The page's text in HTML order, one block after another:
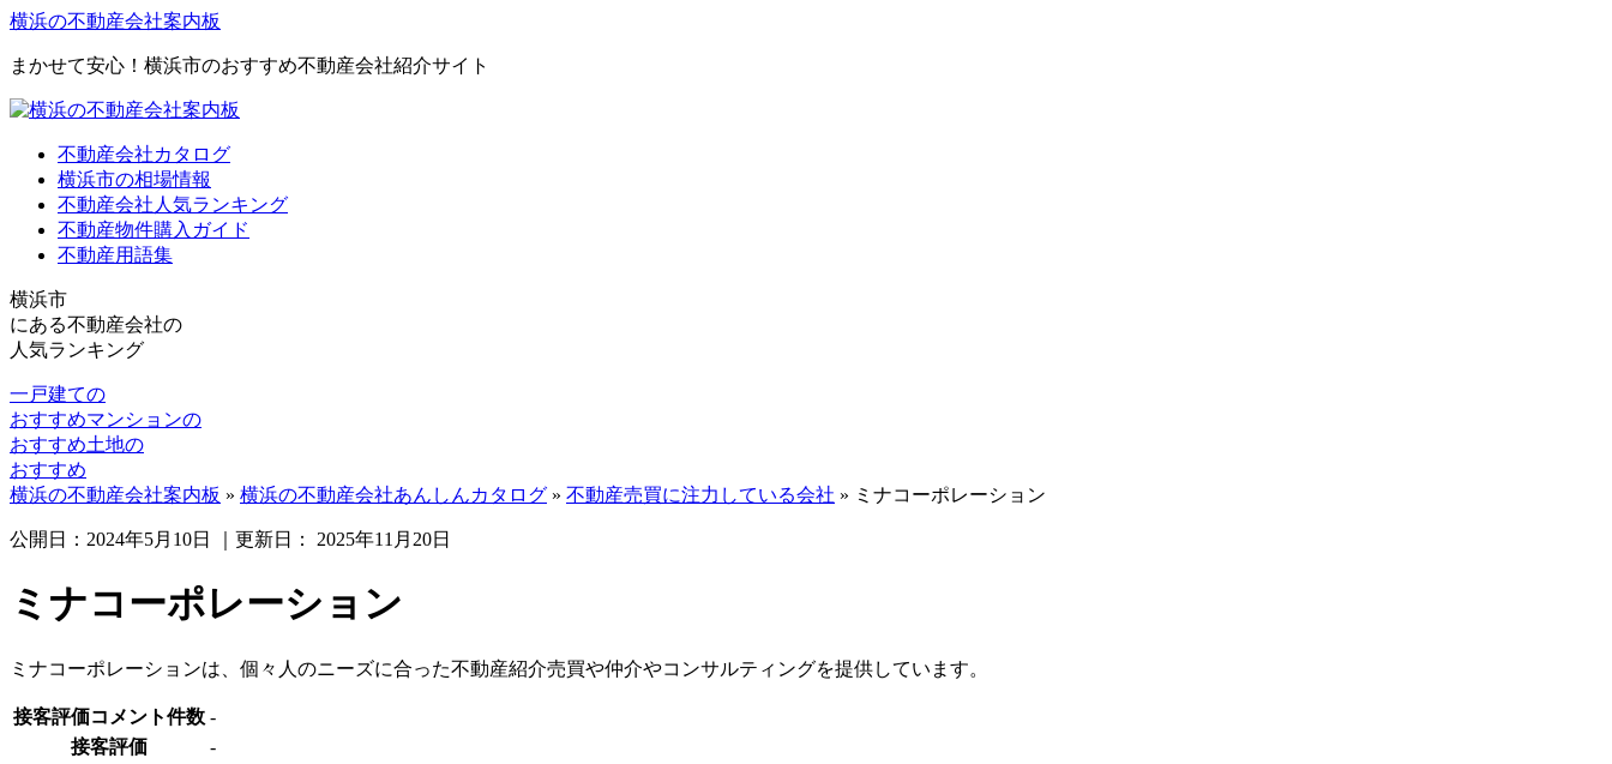
横浜の不動産会社案内板
まかせて安心！横浜市のおすすめ不動産会社紹介サイト
不動産会社カタログ
横浜市の相場情報
不動産会社人気ランキング
不動産物件購入ガイド
不動産用語集
横浜市
にある不動産会社の
人気ランキング
一戸建ての
おすすめマンションの
おすすめ土地の
おすすめ
横浜の不動産会社案内板 » 横浜の不動産会社あんしんカタログ » 不動産売買に注力している会社 » ミナコーポレーション
公開日： 2024年5月10日 ｜更新日： 2025年11月20日
ミナコーポレーション
ミナコーポレーションは、個々人のニーズに合った不動産紹介売買や仲介やコンサルティングを提供しています。
接客評価コメント件数 -
接客評価
-